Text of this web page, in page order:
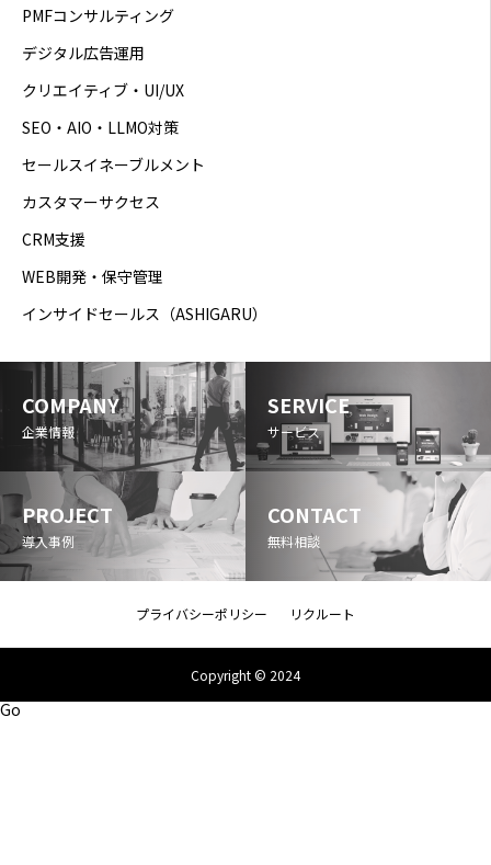
PMFコンサルティング
デジタル広告運用
クリエイティブ・UI/UX
SEO・AIO・LLMO対策
セールスイネーブルメント
カスタマーサクセス
CRM支援
WEB開発・保守管理
インサイドセールス（ASHIGARU）
COMPANY
企業情報
SERVICE
サービス
PROJECT
導入事例
CONTACT
無料相談
プライバシーポリシー リクルート
Copyright © 2024
Go